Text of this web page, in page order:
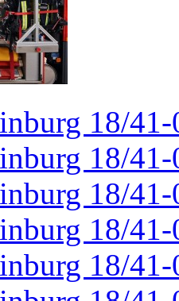
18/41-
18/41-
18/41-
18/41-
18/41-